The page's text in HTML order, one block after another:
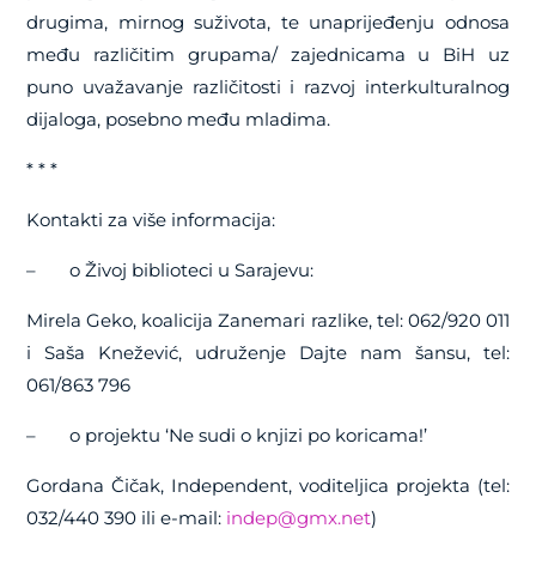
drugima, mirnog suživota, te unaprijeđenju odnosa
među različitim grupama/ zajednicama u BiH uz
puno uvažavanje različitosti i razvoj interkulturalnog
dijaloga, posebno među mladima.
* * *
Kontakti za više informacija:
– o Živoj biblioteci u Sarajevu:
Mirela Geko, koalicija Zanemari razlike, tel: 062/920 011
i Saša Knežević, udruženje Dajte nam šansu, tel:
061/863 796
– o projektu ‘Ne sudi o knjizi po koricama!’
Gordana Čičak, Independent, voditeljica projekta (tel:
032/440 390 ili e-mail: indep@gmx.net)